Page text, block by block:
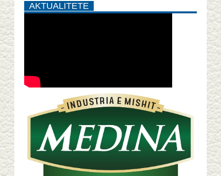
AKTUALITETE